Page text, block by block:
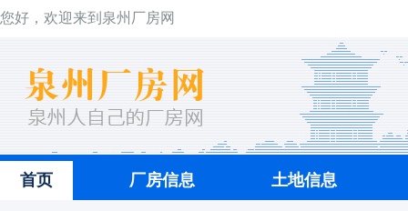
您好，欢迎来到泉州厂房网
首页 厂房信息 土地信息